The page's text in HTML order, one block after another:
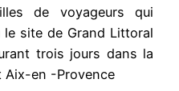
de voyageurs qui
le site de Grand Littoral
trois jours dans la
Aix-en -Provence